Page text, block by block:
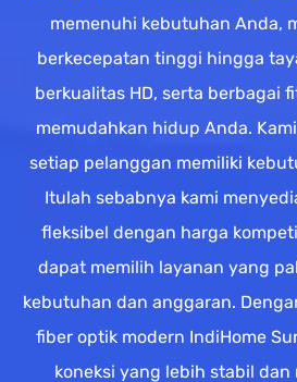
memenuhi kebutuhan Anda,
berkecepatan tinggi hingga
berkualitas HD, serta berbagai
memudahkan hidup Anda.
setiap pelanggan memiliki
Itulah sebabnya kami
fleksibel dengan harga
dapat memilih layanan yang
kebutuhan dan anggaran.
fiber optik modern IndiHome
koneksi yang lebih stabil